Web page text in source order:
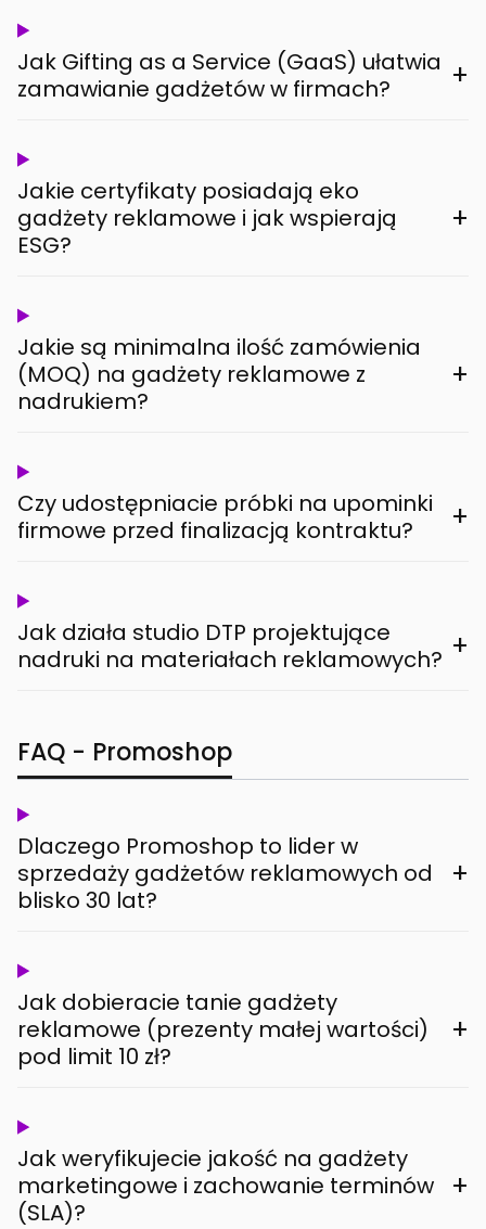
Jak Gifting as a Service (GaaS) ułatwia
zamawianie gadżetów w firmach?
+
Jakie certyfikaty posiadają eko
gadżety reklamowe i jak wspierają
ESG?
+
Jakie są minimalna ilość zamówienia
(MOQ) na gadżety reklamowe z
nadrukiem?
+
Czy udostępniacie próbki na upominki
firmowe przed finalizacją kontraktu?
+
Jak działa studio DTP projektujące
nadruki na materiałach reklamowych? +
FAQ - Promoshop
Dlaczego Promoshop to lider w
sprzedaży gadżetów reklamowych od
blisko 30 lat?
+
Jak dobieracie tanie gadżety
reklamowe (prezenty małej wartości)
pod limit 10 zł?
+
Jak weryfikujecie jakość na gadżety
marketingowe i zachowanie terminów
(SLA)?
+